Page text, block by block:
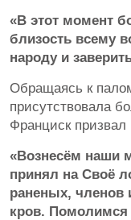
«В этот момент
близость всему
народу и
Обращаясь к
присутствовала
Франциск призвал
«Вознесём наши
принял на Своё
раненых, членов
кров. Помолимся